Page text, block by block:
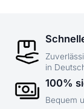
in
100%
Bequem